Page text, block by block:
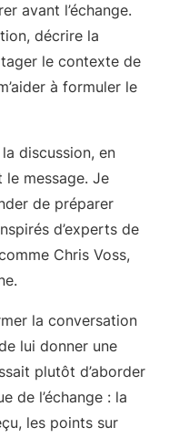
avant l’échange.
décrire la
le contexte de
à formuler le
discussion, en
message. Je
de préparer
d’experts de
Chris Voss,
la conversation
lui donner une
plutôt d’aborder
de l’échange : la
les points sur